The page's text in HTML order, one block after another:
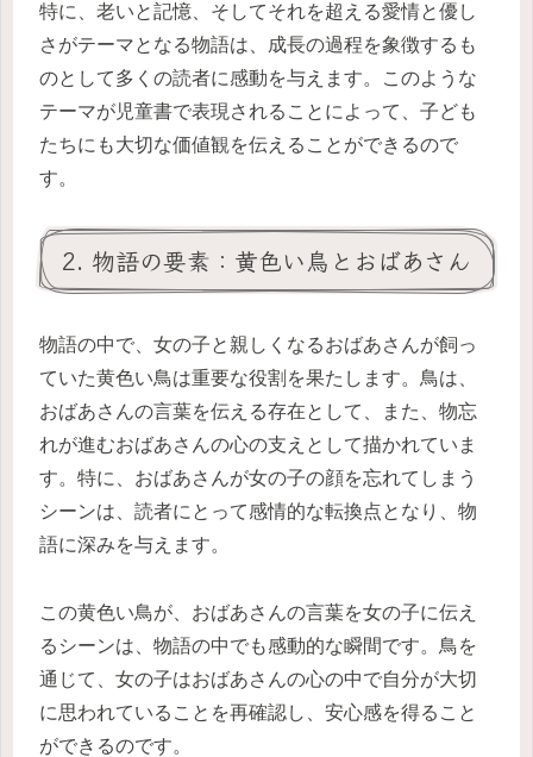
特に、老いと記憶、そしてそれを超える愛情と優し
さがテーマとなる物語は、成長の過程を象徴するも
のとして多くの読者に感動を与えます。このような
テーマが児童書で表現されることによって、子ども
たちにも大切な価値観を伝えることができるので
す。
2. 物語の要素：黄色い鳥とおばあさん
物語の中で、女の子と親しくなるおばあさんが飼っ
ていた黄色い鳥は重要な役割を果たします。鳥は、
おばあさんの言葉を伝える存在として、また、物忘
れが進むおばあさんの心の支えとして描かれていま
す。特に、おばあさんが女の子の顔を忘れてしまう
シーンは、読者にとって感情的な転換点となり、物
語に深みを与えます。
この黄色い鳥が、おばあさんの言葉を女の子に伝え
るシーンは、物語の中でも感動的な瞬間です。鳥を
通じて、女の子はおばあさんの心の中で自分が大切
に思われていることを再確認し、安心感を得ること
ができるのです。